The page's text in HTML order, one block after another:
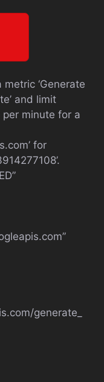
‘Generate
and limit
per minute for a
for
generate_